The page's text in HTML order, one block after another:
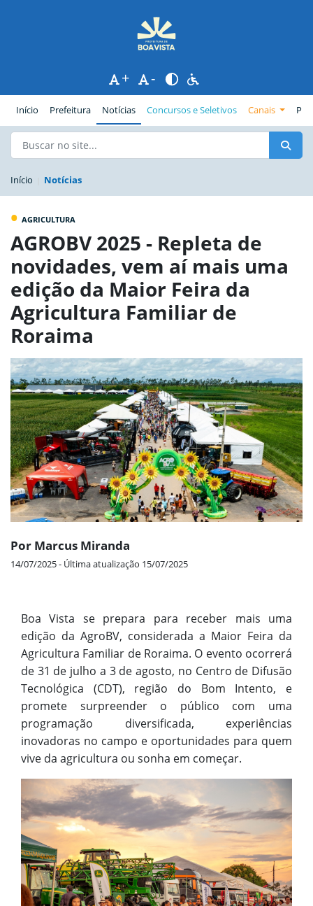
+ -
Início Prefeitura(página atual)
Notícias Concursos e Seletivos Canais
Início Notícias
• AGRICULTURA
AGROBV 2025 - Repleta de
novidades, vem aí mais uma
edição da Maior Feira da
Agricultura Familiar de
Roraima
Por Marcus Miranda
14/07/2025 - Última atualização 15/07/2025
Boa Vista se prepara para receber mais uma
edição da AgroBV, considerada a Maior Feira da
Agricultura Familiar de Roraima. O evento ocorrerá
de 31 de julho a 3 de agosto, no Centro de Difusão
Tecnológica (CDT), região do Bom Intento, e
promete surpreender o público com uma
programação diversificada, experiências
inovadoras no campo e oportunidades para quem
vive da agricultura ou sonha em começar.